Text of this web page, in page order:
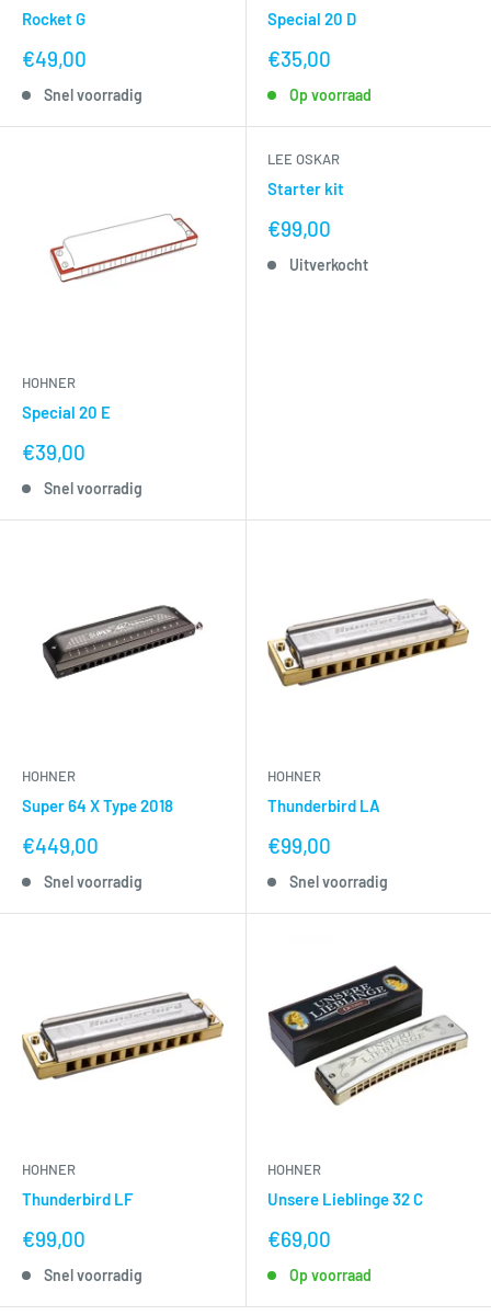
Rocket G
nu
€49,00
Snel voorradig
Special 20 D
nu
€35,00
Op voorraad
HOHNER
Special 20 E
nu
€39,00
Snel voorradig
LEE OSKAR
Starter kit
nu
€99,00
Uitverkocht
HOHNER
Super 64 X Type 2018
nu
€449,00
Snel voorradig
HOHNER
Thunderbird LA
nu
€99,00
Snel voorradig
HOHNER
Thunderbird LF
nu
€99,00
Snel voorradig
HOHNER
Unsere Lieblinge 32 C
nu
€69,00
Op voorraad